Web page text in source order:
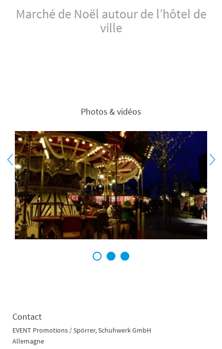
Marché de Noël autour de l’hôtel de
ville
Photos & vidéos
1 2 3
Contact
EVENT Promotions / Spörrer, Schuhwerk GmbH
Allemagne